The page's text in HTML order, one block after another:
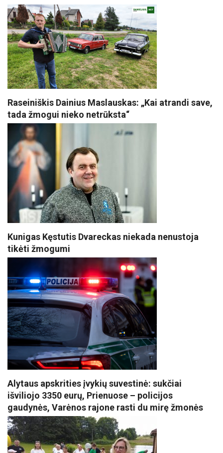
Raseiniškis Dainius Maslauskas: „Kai atrandi save,
tada žmogui nieko netrūksta“
Kunigas Kęstutis Dvareckas niekada nenustoja
tikėti žmogumi
Alytaus apskrities įvykių suvestinė: sukčiai
išviliojo 3350 eurų, Prienuose – policijos
gaudynės, Varėnos rajone rasti du mirę žmonės